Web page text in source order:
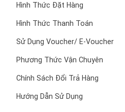
Hình Thức Đặt Hàng
Hình Thức Thanh Toán
Sử Dụng Voucher/ E-Voucher
Phương Thức Vận Chuyên
Chính Sách Đổi Trả Hàng
Hướng Dẫn Sử Dụng